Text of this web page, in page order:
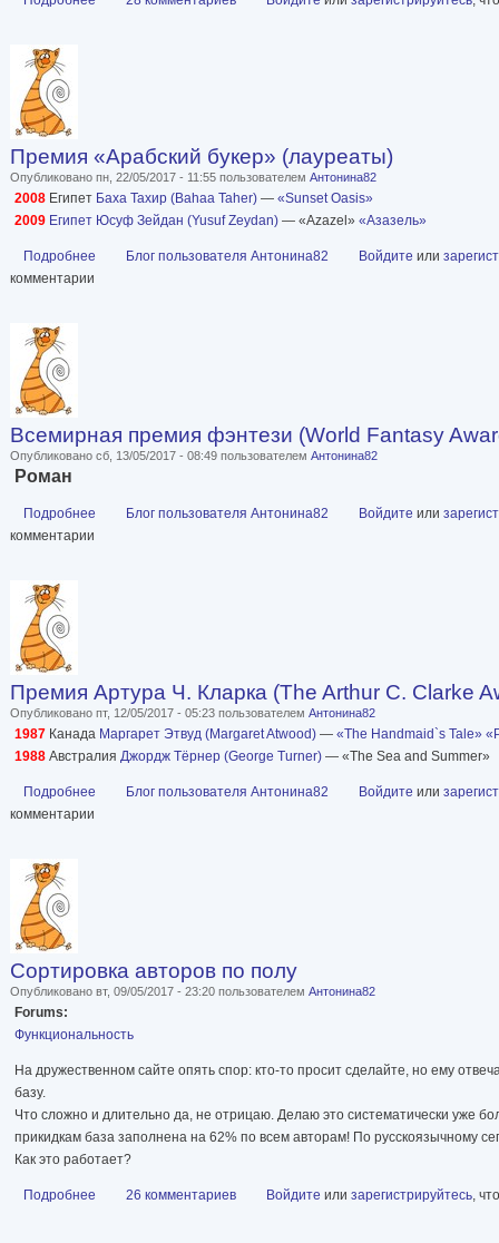
Премия «Арабский букер» (лауреаты)
Опубликовано пн, 22/05/2017 - 11:55 пользователем Антонина82
2008 Египет Баха Тахир (Bahaa Taher) — «Sunset Oasis»
2009 Египет Юсуф Зейдан (Yusuf Zeydan) — «Azazel» «Азазель»
Подробнее о Премия «Арабский букер» (лауреаты)
Блог пользователя Антонина82 Войдите или
комментарии
Всемирная премия фэнтези (World Fantasy
Опубликовано сб, 13/05/2017 - 08:49 пользователем Антонина82
Роман
Подробнее о Всемирная премия фэнтези (World Fantasy Award)
Блог пользователя Антонина82 Войдите или
комментарии
Премия Артура Ч. Кларка (The Arthur C. Clarke
Опубликовано пт, 12/05/2017 - 05:23 пользователем Антонина82
1987 Канада Маргарет Этвуд (Margaret Atwood) — «The Handmaid`s Tale»
1988 Австралия Джордж Тёрнер (George Turner) — «The Sea and Summer»
Подробнее о Премия Артура Ч. Кларка (The Arthur C. Clarke Award)
Блог пользователя Антонина82 Войдите или
комментарии
Сортировка авторов по полу
Опубликовано вт, 09/05/2017 - 23:20 пользователем Антонина82
Forums:
Функциональность
На дружественном сайте опять спор: кто-то просит сделайте, но ему
базу.
Что сложно и длительно да, не отрицаю. Делаю это систематически уже
прикидкам база заполнена на 62% по всем авторам! По русскоязычному
Как это работает?
Подробнее о Сортировка авторов по полу
26 комментариев Войдите или зарегистрируйтесь,